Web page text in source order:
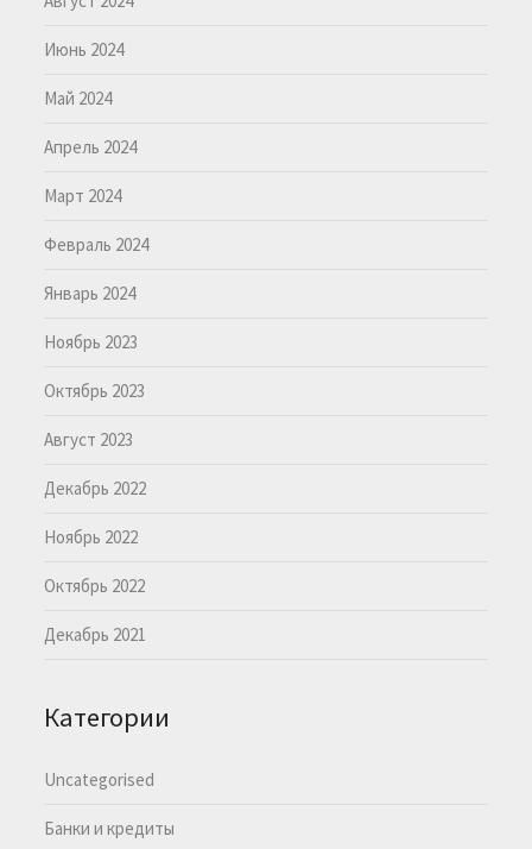
Июнь 2024
Май 2024
Апрель 2024
Март 2024
Февраль 2024
Январь 2024
Ноябрь 2023
Октябрь 2023
Август 2023
Декабрь 2022
Ноябрь 2022
Октябрь 2022
Декабрь 2021
Категории
Uncategorised
Банки и кредиты